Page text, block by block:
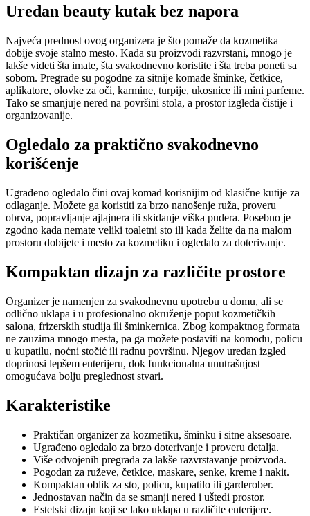
Uredan beauty kutak bez napora
Najveća prednost ovog organizera je što pomaže da kozmetika
dobije svoje stalno mesto. Kada su proizvodi razvrstani, mnogo je
lakše videti šta imate, šta svakodnevno koristite i šta treba poneti sa
sobom. Pregrade su pogodne za sitnije komade šminke, četkice,
aplikatore, olovke za oči, karmine, turpije, ukosnice ili mini parfeme.
Tako se smanjuje nered na površini stola, a prostor izgleda čistije i
organizovanije.
Ogledalo za praktično svakodnevno
korišćenje
Ugrađeno ogledalo čini ovaj komad korisnijim od klasične kutije za
odlaganje. Možete ga koristiti za brzo nanošenje ruža, proveru
obrva, popravljanje ajlajnera ili skidanje viška pudera. Posebno je
zgodno kada nemate veliki toaletni sto ili kada želite da na malom
prostoru dobijete i mesto za kozmetiku i ogledalo za doterivanje.
Kompaktan dizajn za različite prostore
Organizer je namenjen za svakodnevnu upotrebu u domu, ali se
odlično uklapa i u profesionalno okruženje poput kozmetičkih
salona, frizerskih studija ili šminkernica. Zbog kompaktnog formata
ne zauzima mnogo mesta, pa ga možete postaviti na komodu, policu
u kupatilu, noćni stočić ili radnu površinu. Njegov uredan izgled
doprinosi lepšem enterijeru, dok funkcionalna unutrašnjost
omogućava bolju preglednost stvari.
Karakteristike
Praktičan organizer za kozmetiku, šminku i sitne aksesoare.
Ugrađeno ogledalo za brzo doterivanje i proveru detalja.
Više odvojenih pregrada za lakše razvrstavanje proizvoda.
Pogodan za ruževe, četkice, maskare, senke, kreme i nakit.
Kompaktan oblik za sto, policu, kupatilo ili garderober.
Jednostavan način da se smanji nered i uštedi prostor.
Estetski dizajn koji se lako uklapa u različite enterijere.